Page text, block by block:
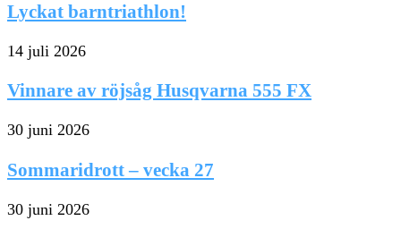
Lyckat barntriathlon!
14 juli 2026
Vinnare av röjsåg Husqvarna 555 FX
30 juni 2026
Sommaridrott – vecka 27
30 juni 2026